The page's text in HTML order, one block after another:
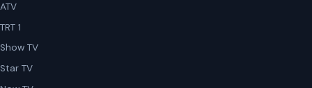
ATV
TRT 1
Show TV
Star TV